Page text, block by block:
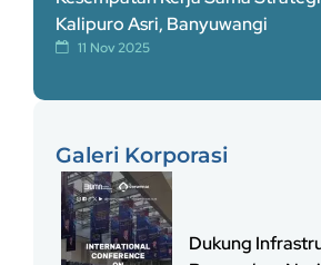
Kalipuro Asri, Banyuwangi
11 Nov 2025
Galeri Korporasi
Dukung